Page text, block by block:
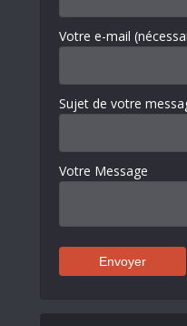
Votre e-mail
Sujet de votre
Votre Message